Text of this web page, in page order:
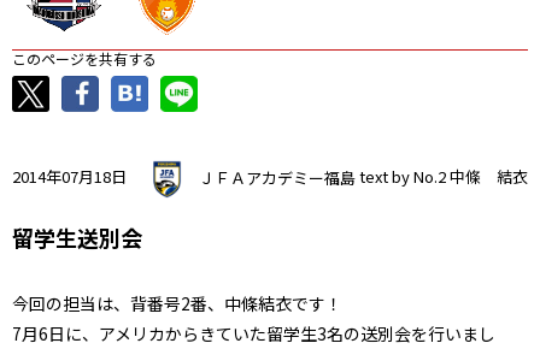
このページを共有する
2014年07月18日 ＪＦＡアカデミー福島text by No.2 中條 結衣
留学生送別会
今回の担当は、背番号2番、中條結衣です！
7月6日に、アメリカからきていた留学生3名の送別会を行いまし